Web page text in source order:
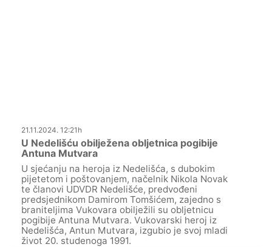
21.11.2024. 12:21h
U Nedelišću obilježena obljetnica pogibije
Antuna Mutvara
U sjećanju na heroja iz Nedelišća, s dubokim
pijetetom i poštovanjem, načelnik Nikola Novak
te članovi UDVDR Nedelišće, predvođeni
predsjednikom Damirom Tomšićem, zajedno s
braniteljima Vukovara obilježili su obljetnicu
pogibije Antuna Mutvara. Vukovarski heroj iz
Nedelišća, Antun Mutvara, izgubio je svoj mladi
život 20. studenoga 1991.